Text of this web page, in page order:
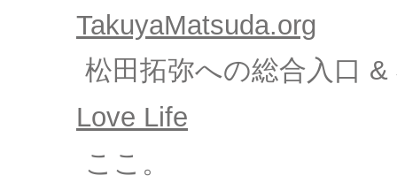
TakuyaMatsuda.org
松田拓弥への総合入口
Love Life
ここ。